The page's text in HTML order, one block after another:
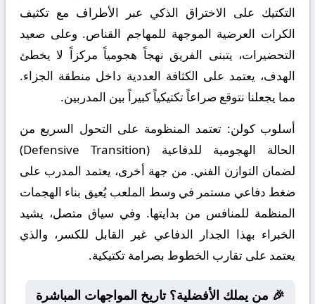
التكتيك على الاختراق الذكي عبر الأطراف مع تكثيف
الكرات العرضية الموجهة للمهاجم القناص. وعلى صعيد
التحضيرات، يتبنى الفريق نهجاً هجومياً مركزاً لا يخطئ
الهدف، يعتمد على الكثافة العددية داخل منطقة الجزاء.
مما يجعلنا نتوقع صراعاً تكتيكياً كبيراً بين المدربين.
أسلوب كولن: تعتمد المنظومة على التحول السريع من
الحالة الهجومية للدفاعية (Defensive Transition)
لضمان التوازن الفني. من جهة أخرى، يعتمد المدرب على
ضغط دفاعي مستمر في وسط الملعب يُعيق بناء الهجمات
المنظمة للمنافس من بدايتها. وفي سياق متصل، يشيد
الخبراء بهذا الجدار الدفاعي غير القابل للكسر، والذي
يعتمد على تقارب الخطوط بصرامة تكتيكية.
🎉 من يملك الأفضلية؟ تاريخ المواجهات المباشرة